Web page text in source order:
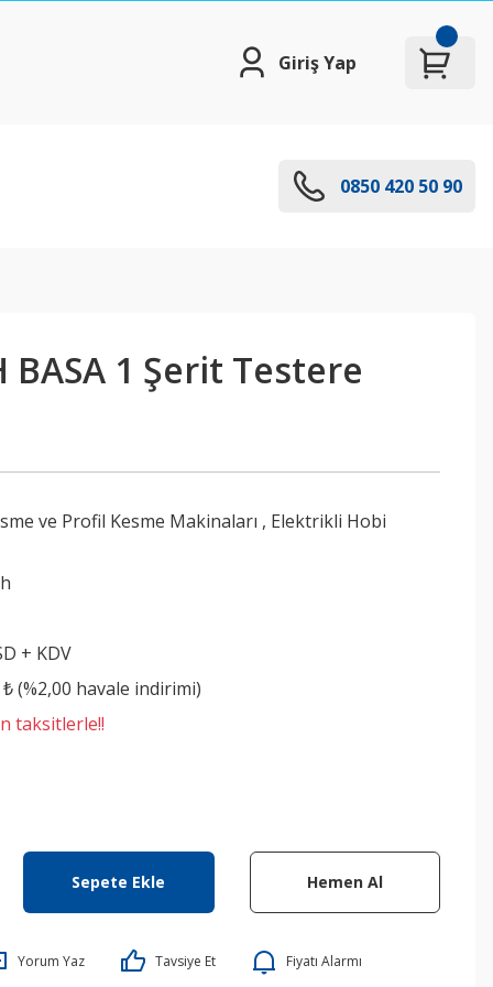
Giriş Yap
0850 420 50 90
BASA 1 Şerit Testere
ve Profil Kesme Makinaları , Elektrikli Hobi
+ KDV
₺ (%2,00 havale indirimi)
taksitlerle!!
Sepete Ekle Hemen Al
Yorum Yaz Tavsiye Et Fiyatı Alarmı